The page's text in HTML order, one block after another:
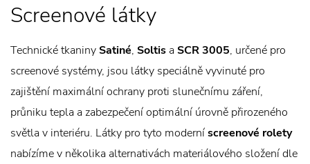
Screenové látky
Technické tkaninySatiné, Soltis aSCR 3005, určené pro
screenové systémy, jsou látky speciálně vyvinuté pro
zajištění maximální ochrany proti slunečnímu záření,
průniku tepla a zabezpečení optimální úrovně přirozeného
světla v interiéru. Látky pro tyto moderníscreenové rolety
nabízíme v několika alternativách materiálového složení dle